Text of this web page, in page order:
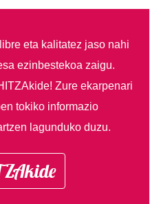
eta kalitatez jaso nahi
ezinbestekoa zaigu.
Zure ekarpenari
tokiko informazio
lagunduko duzu.